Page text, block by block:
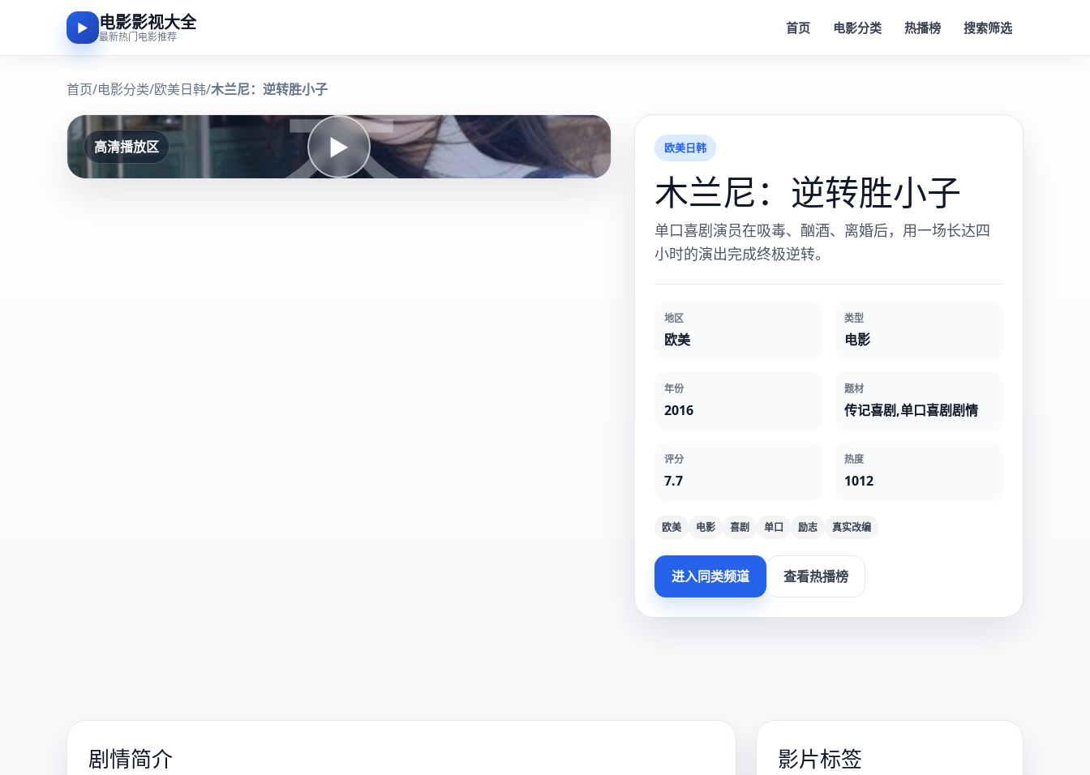
▶ 电影影视大全
最新热门电影推荐
首页 电影分类 热播榜 搜索筛选
首页/电影分类/欧美日韩/木兰尼：逆转胜小子木
▶
高清播放区 欧美日韩
木兰尼：逆转胜小子
单口喜剧演员在吸毒、酗酒、离婚后，用一场长达四
小时的演出完成终极逆转。
地区
欧美
类型
电影
年份
2016
题材
传记喜剧,单口喜剧剧情
评分
7.7
热度
1012
欧美 电影 喜剧 单口 励志 真实改编
进入同类频道 查看热播榜
剧情简介 影片标签